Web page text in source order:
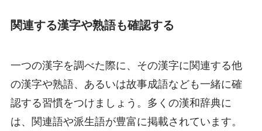
関連する漢字や熟語も確認する
一つの漢字を調べた際に、その漢字に関連する他
の漢字や熟語、あるいは故事成語なども一緒に確
認する習慣をつけましょう。多くの漢和辞典に
は、関連語や派生語が豊富に掲載されています。